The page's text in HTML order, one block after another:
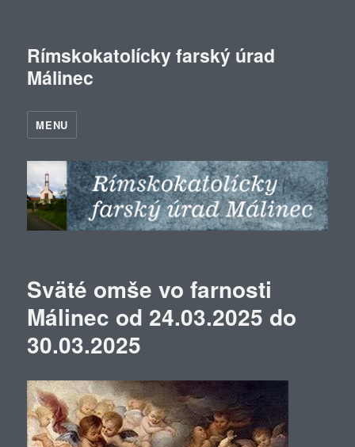
Rímskokatolícky farský úrad
Málinec
MENU
Sväté omše vo farnosti
Málinec od 24.03.2025 do
30.03.2025